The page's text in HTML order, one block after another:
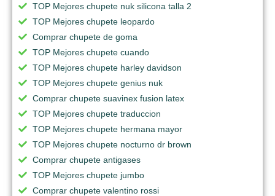
TOP Mejores chupete nuk silicona talla 2
TOP Mejores chupete leopardo
Comprar chupete de goma
TOP Mejores chupete cuando
TOP Mejores chupete harley davidson
TOP Mejores chupete genius nuk
Comprar chupete suavinex fusion latex
TOP Mejores chupete traduccion
TOP Mejores chupete hermana mayor
TOP Mejores chupete nocturno dr brown
Comprar chupete antigases
TOP Mejores chupete jumbo
Comprar chupete valentino rossi